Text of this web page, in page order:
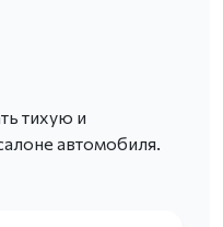
тихую и
автомобиля.